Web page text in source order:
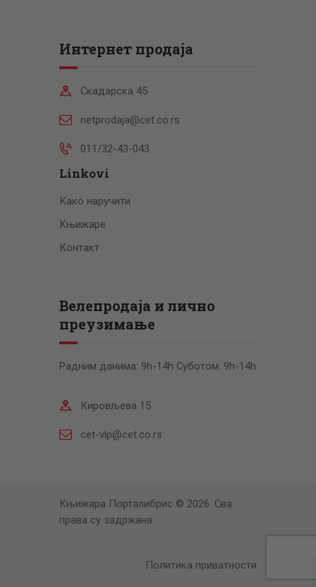
Интернет продаја
Скадарска 45
netprodaja@cet.co.rs
011/32-43-043
Linkovi
Како наручити
Књижаре
Контакт
Велепродаја и лично
преузимање
Радним данима: 9h-14h Суботом: 9h-14h
Кировљева 15
cet-vlp@cet.co.rs
Књижара Порталибрис © 2026. Сва
права су задржана.
Политика приватности